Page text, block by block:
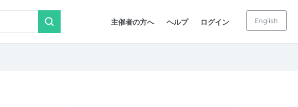
主催者の方へ ヘルプ ログイン English